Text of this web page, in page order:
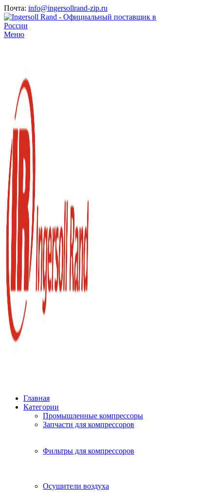
Почта: info@ingersollrand-zip.ru
Меню
Главная
Категории
Промышленные компрессоры
Запчасти для компрессоров
Фильтры для компрессоров
Осушители воздуха